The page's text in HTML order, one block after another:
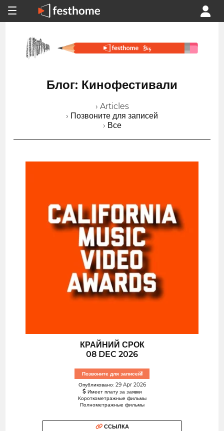
Блог: Кинофестивали
› Articles
› Позвоните для записей
› Все
КРАЙНИЙ СРОК
08 DEC 2026
Позвоните для записей!
Опубликовано: 29 Apr 2026
Имеет плату за заявки
Короткометражные фильмы
Полнометражные фильмы
ССЫЛКА